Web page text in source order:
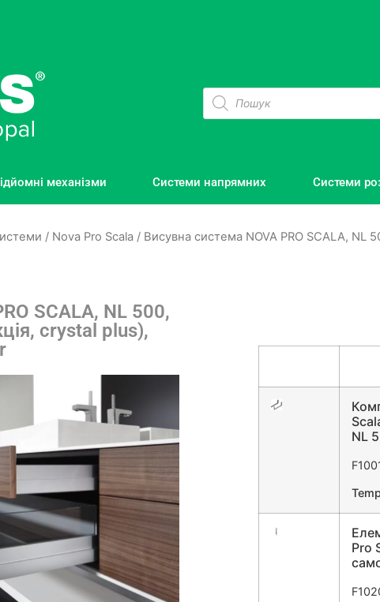
механізми Системи напрямних Системи
/ Nova Pro Scala / Висувна система NOVA PRO SCALA, NL
SCALA, NL 500,
crystal plus),
NL
Pro